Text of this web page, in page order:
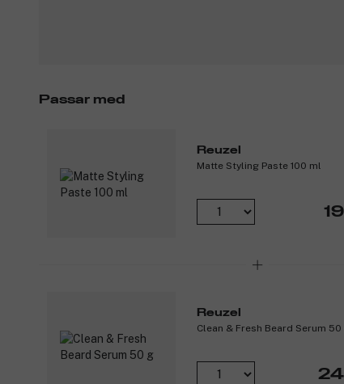
Passar med
Reuzel
Matte Styling Paste 100 ml
Reuzel
Clean & Fresh Beard Serum 50